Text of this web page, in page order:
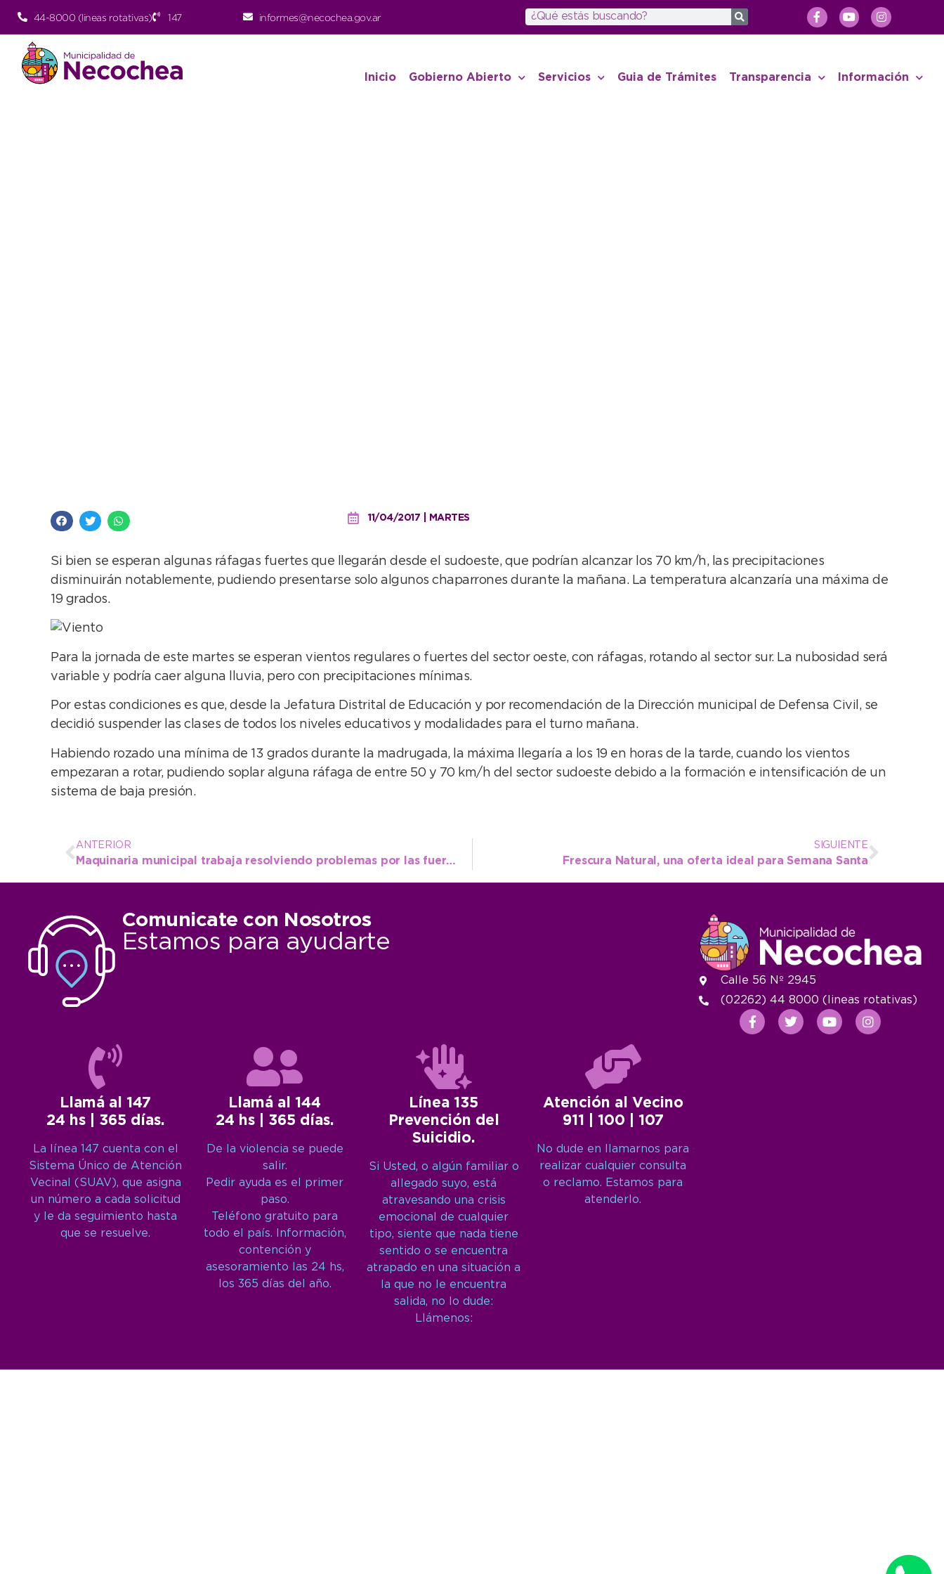
44-8000 (lineas rotativas) 147 informes@necochea.gov.ar
Inicio Gobierno Abierto Servicios Guia de Trámites Transparencia Información
11/04/2017 | MARTES
Si bien se esperan algunas ráfagas fuertes que llegarán desde el sudoeste, que podrían alcanzar los 70 km/h, las precipitaciones
disminuirán notablemente, pudiendo presentarse solo algunos chaparrones durante la mañana. La temperatura alcanzaría una máxima de
19 grados.
Para la jornada de este martes se esperan vientos regulares o fuertes del sector oeste, con ráfagas, rotando al sector sur. La nubosidad será
variable y podría caer alguna lluvia, pero con precipitaciones mínimas.
Por estas condiciones es que, desde la Jefatura Distrital de Educación y por recomendación de la Dirección municipal de Defensa Civil, se
decidió suspender las clases de todos los niveles educativos y modalidades para el turno mañana.
Habiendo rozado una mínima de 13 grados durante la madrugada, la máxima llegaría a los 19 en horas de la tarde, cuando los vientos
empezaran a rotar, pudiendo soplar alguna ráfaga de entre 50 y 70 km/h del sector sudoeste debido a la formación e intensificación de un
sistema de baja presión.
ANTERIOR
Maquinaria municipal trabaja resolviendo problemas por las fuertes lluvias
SIGUIENTE
Frescura Natural, una oferta ideal para Semana Santa
Comunicate con Nosotros
Estamos para ayudarte
Llamá al 147
24 hs | 365 días.
La línea 147 cuenta con el
Sistema Único de Atención
Vecinal (SUAV), que asigna
un número a cada solicitud
y le da seguimiento hasta
que se resuelve.
Llamá al 144
24 hs | 365 días.
De la violencia se puede
salir.
Pedir ayuda es el primer
paso.
Teléfono gratuito para
todo el país. Información,
contención y
asesoramiento las 24 hs,
los 365 días del año.
Línea 135
Prevención del
Suicidio.
Si Usted, o algún familiar o
allegado suyo, está
atravesando una crisis
emocional de cualquier
tipo, siente que nada tiene
sentido o se encuentra
atrapado en una situación a
la que no le encuentra
salida, no lo dude:
Llámenos:
Atención al Vecino
911 | 100 | 107
No dude en llamarnos para
realizar cualquier consulta
o reclamo. Estamos para
atenderlo.
Calle 56 Nº 2945
(02262) 44 8000 (lineas rotativas)